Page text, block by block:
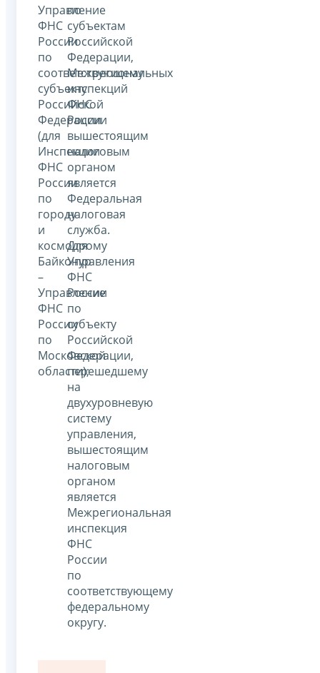
Управление
ФНС
России
по
соответствующему
субъекту
Российской
Федерации
(для
Инспекции
ФНС
России
по
городу
и
космодрому
Байконур
–
Управление
ФНС
России
по
Московской
области);
по
субъектам
Российской
Федерации,
Межрегиональных
инспекций
ФНС
России
вышестоящим
налоговым
органом
является
Федеральная
налоговая
служба.
Для
Управления
ФНС
России
по
субъекту
Российской
Федерации,
перешедшему
на
двухуровневую
систему
управления,
вышестоящим
налоговым
органом
является
Межрегиональная
инспекция
ФНС
России
по
соответствующему
федеральному
округу.